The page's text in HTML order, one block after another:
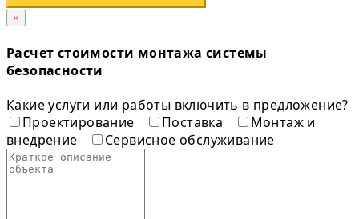
×
Расчет стоимости монтажа системы
безопасности
Какие услуги или работы включить в предложение?
Проектирование
Поставка
Монтаж и
внедрение
Сервисное обслуживание